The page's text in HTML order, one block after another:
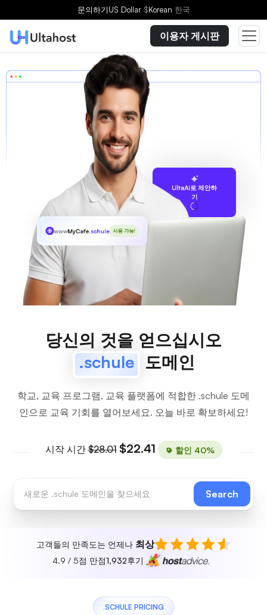
문의하기US Dollar $Korean 한국
이용자 게시판
UltaAI로 제안하
기
wwwMyCafe.schule 사용 가능!
당신의 것을 얻으십시오
.schule 도메인
학교, 교육 프로그램, 교육 플랫폼에 적합한 .schule 도메
인으로 교육 기회를 열어보세요. 오늘 바로 확보하세요!
시작 시간$28.01 $22.41 할인 40%
Search
고객들의 만족도는 언제나 최상
4.9 / 5점 만점1,932후기
.SCHULE PRICING